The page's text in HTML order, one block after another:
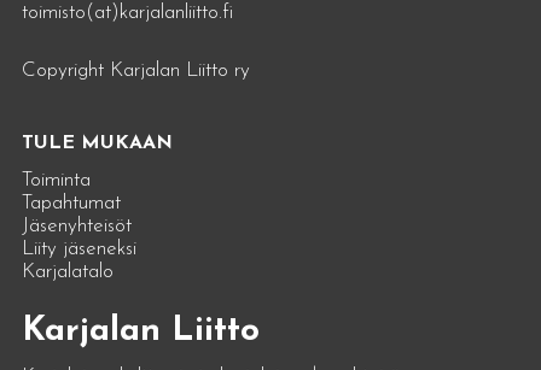
toimisto(at)karjalanliitto.fi
Copyright Karjalan Liitto ry
TULE MUKAAN
Toiminta
Tapahtumat
Jäsenyhteisöt
Liity jäseneksi
Karjalatalo
Karjalan Liitto